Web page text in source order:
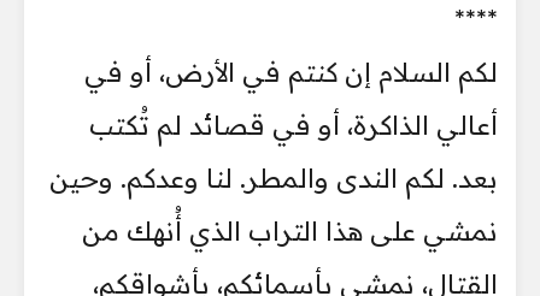
****
لكم السلام إن كنتم في الأرض، أو في
أعالي الذاكرة، أو في قصائد لم تُكتب
بعد. لكم الندى والمطر. لنا وعدكم. وحين
نمشي على هذا التراب الذي أُنهك من
القتال، نمشي بأسمائكم، بأشواقكم،